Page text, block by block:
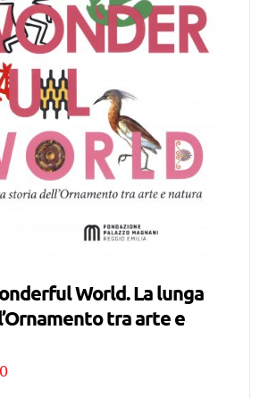
World. La lunga
tra arte e
Il